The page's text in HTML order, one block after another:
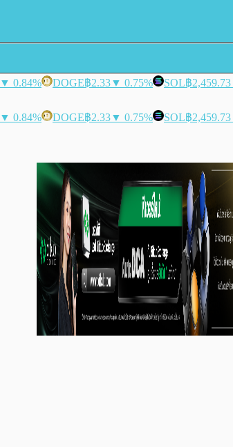
▼ 0.84% DOGE฿2.33▼ 0.75% SOL฿2,459.73
▼ 0.84% DOGE฿2.33▼ 0.75% SOL฿2,459.73